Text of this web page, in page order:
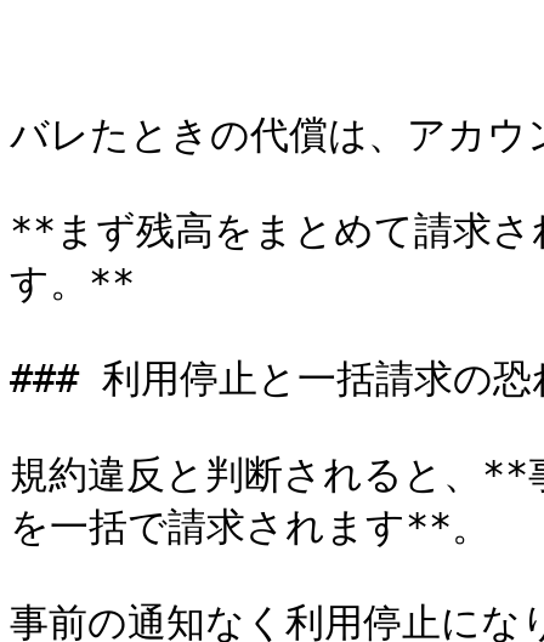
バレたときの代償は、アカ
**まず残高をまとめて請求
す。**
### 利用停止と一括請求の恐
規約違反と判断されると、**
を一括で請求されます**。
事前の通知なく利用停止にな